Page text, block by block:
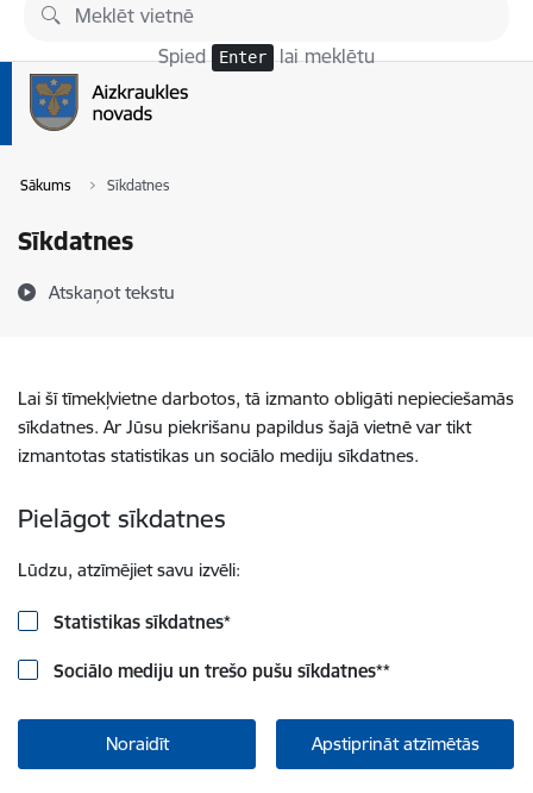
Pāriet uz lapas saturu
Spied Enter lai meklētu
Sākums Sīkdatnes
Sīkdatnes
Atskaņot tekstu
Lai šī tīmekļvietne darbotos, tā izmanto obligāti nepieciešamās
sīkdatnes. Ar Jūsu piekrišanu papildus šajā vietnē var tikt
izmantotas statistikas un sociālo mediju sīkdatnes.
Pielāgot sīkdatnes
Lūdzu, atzīmējiet savu izvēli:
Statistikas sīkdatnes*
Sociālo mediju un trešo pušu sīkdatnes**
Noraidīt Apstiprināt atzīmētās